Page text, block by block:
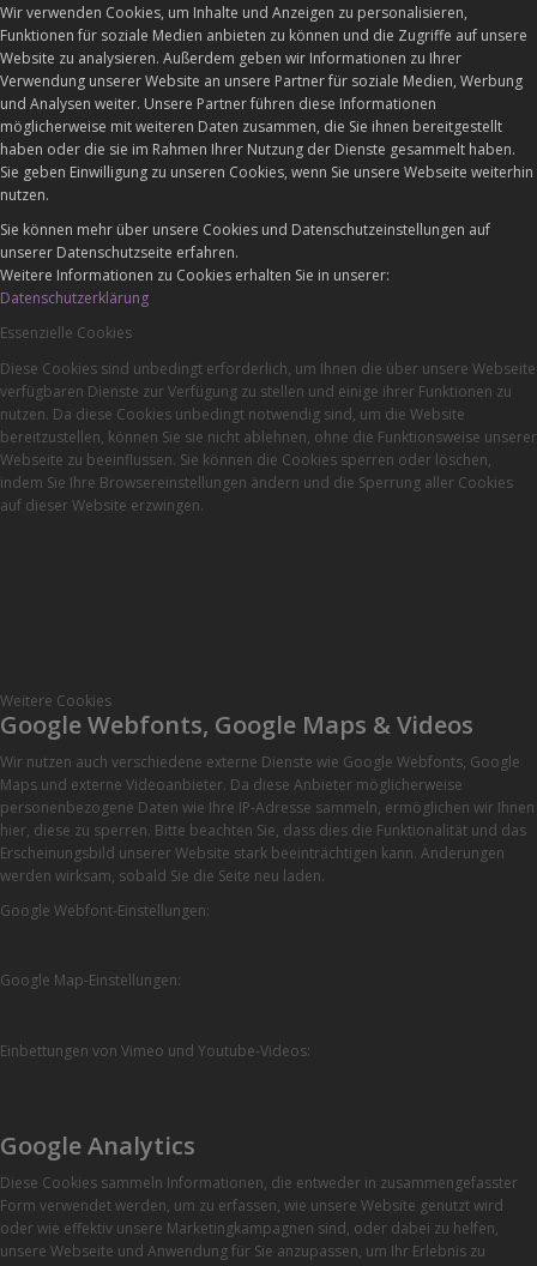
Wir verwenden Cookies, um Inhalte und Anzeigen zu personalisieren,
Funktionen für soziale Medien anbieten zu können und die Zugriffe auf unsere
Website zu analysieren. Außerdem geben wir Informationen zu Ihrer
Verwendung unserer Website an unsere Partner für soziale Medien, Werbung
und Analysen weiter. Unsere Partner führen diese Informationen
möglicherweise mit weiteren Daten zusammen, die Sie ihnen bereitgestellt
haben oder die sie im Rahmen Ihrer Nutzung der Dienste gesammelt haben.
Sie geben Einwilligung zu unseren Cookies, wenn Sie unsere Webseite weiterhin
nutzen.
Sie können mehr über unsere Cookies und Datenschutzeinstellungen auf
unserer Datenschutzseite erfahren.
Weitere Informationen zu Cookies erhalten Sie in unserer:
Datenschutzerklärung
Essenzielle Cookies
Diese Cookies sind unbedingt erforderlich, um Ihnen die über unsere Webseite
verfügbaren Dienste zur Verfügung zu stellen und einige ihrer Funktionen zu
nutzen. Da diese Cookies unbedingt notwendig sind, um die Website
bereitzustellen, können Sie sie nicht ablehnen, ohne die Funktionsweise unserer
Webseite zu beeinflussen. Sie können die Cookies sperren oder löschen,
indem Sie Ihre Browsereinstellungen ändern und die Sperrung aller Cookies
auf dieser Website erzwingen.
Weitere Cookies
Google Webfonts, Google Maps & Videos
Wir nutzen auch verschiedene externe Dienste wie Google Webfonts, Google
Maps und externe Videoanbieter. Da diese Anbieter möglicherweise
personenbezogene Daten wie Ihre IP-Adresse sammeln, ermöglichen wir Ihnen
hier, diese zu sperren. Bitte beachten Sie, dass dies die Funktionalität und das
Erscheinungsbild unserer Website stark beeinträchtigen kann. Änderungen
werden wirksam, sobald Sie die Seite neu laden.
Google Webfont-Einstellungen:
Google Map-Einstellungen:
Einbettungen von Vimeo und Youtube-Videos:
Google Analytics
Diese Cookies sammeln Informationen, die entweder in zusammengefasster
Form verwendet werden, um zu erfassen, wie unsere Website genutzt wird
oder wie effektiv unsere Marketingkampagnen sind, oder dabei zu helfen,
unsere Webseite und Anwendung für Sie anzupassen, um Ihr Erlebnis zu